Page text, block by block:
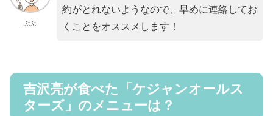
ぷぷ
約がとれないようなので、早めに連絡してお
くことをオススメします！
吉沢亮が食べた「ケジャンオールス
ターズ」のメニューは？